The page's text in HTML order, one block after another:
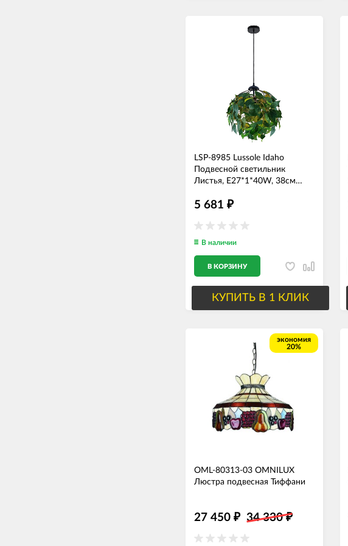
LSP-8985 Lussole Idaho
Подвесной светильник
Листья, E27*1*40W, 38см
5 681 ₽
В наличии
В КОРЗИНУ
КУПИТЬ В 1 КЛИК
экономия
20%
OML-80313-03 OMNILUX
Люстра подвесная Тиффани
27 450 ₽ 34 330₽